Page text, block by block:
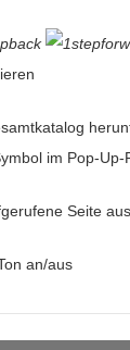
im Pop-
Seite
an/aus